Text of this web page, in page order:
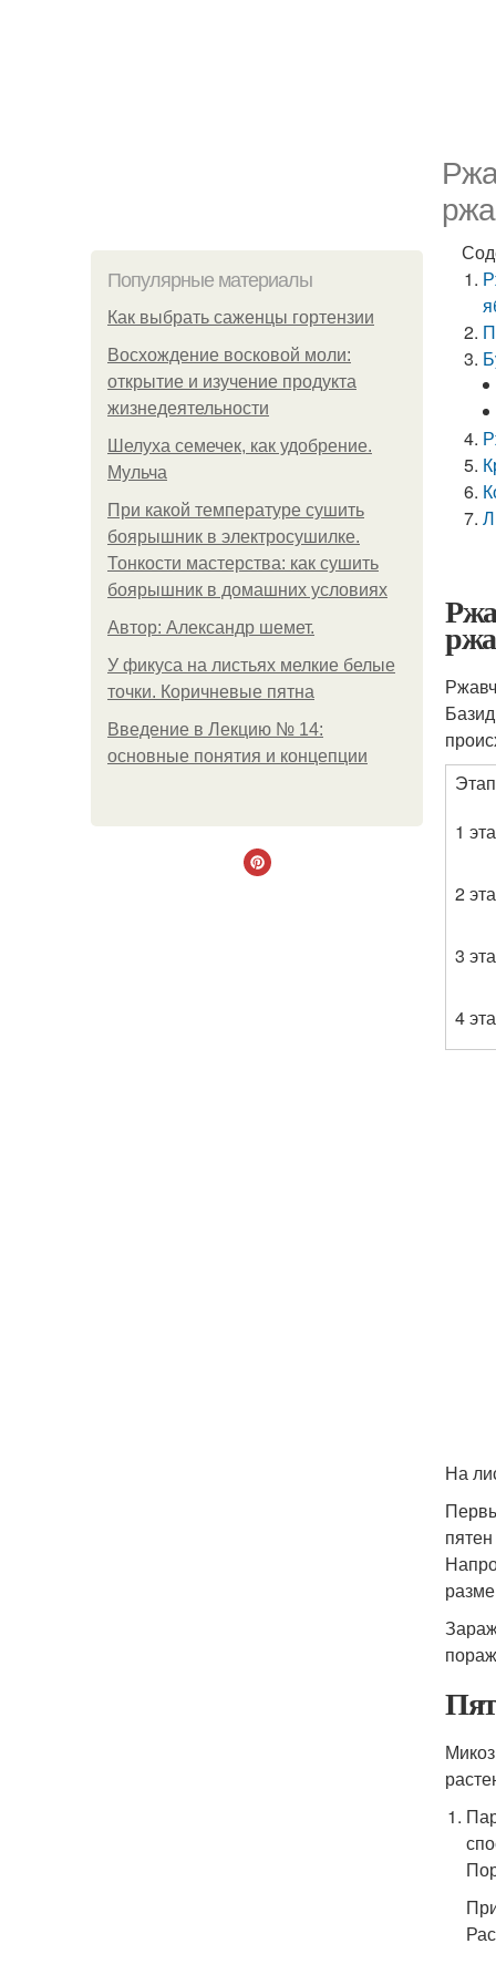
Популярные материалы
Как выбрать саженцы гортензии
Восхождение восковой моли:
открытие и изучение продукта
жизнедеятельности
Шелуха семечек, как удобрение.
Мульча
При какой температуре сушить
боярышник в электросушилке.
Тонкости мастерства: как сушить
боярышник в домашних условиях
Автор: Александр шемет.
У фикуса на листьях мелкие белые
точки. Коричневые пятна
Введение в Лекцию № 14:
основные понятия и концепции
1
2
3
4
На